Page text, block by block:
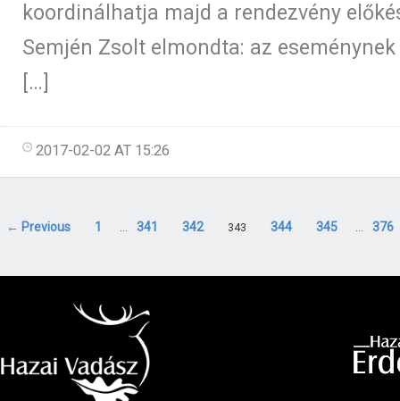
koordinálhatja majd a rendezvény
Semjén Zsolt elmondta: az
[…]
2017-02-02 AT 15:26
← Previous 1 … 341 342 343 344 345 … 376